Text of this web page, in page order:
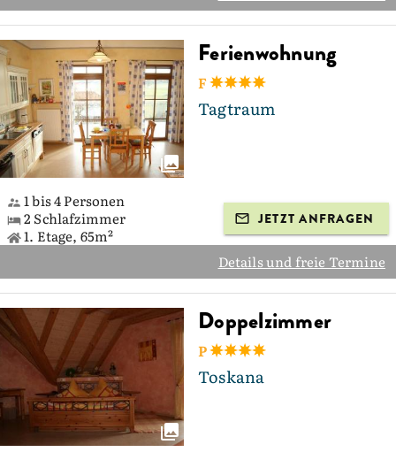
Ferienwohnung
F
Tagtraum
1 bis 4 Personen
2 Schlafzimmer
1. Etage, 65m²
JETZT ANFRAGEN
Details und freie Termine
Doppelzimmer
P
Toskana